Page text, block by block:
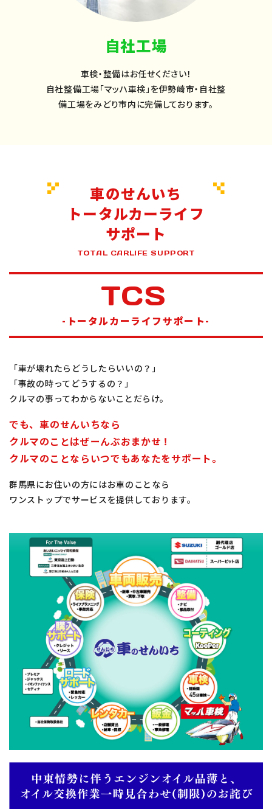
自社工場
車検・整備はお任せください！
自社整備工場「マッハ車検」を伊勢崎市・自社整
備工場をみどり市内に完備しております。
車のせんいち
トータルカーライフ
サポート
TOTAL CARLIFE SUPPORT
TCS
-トータルカーライフサポート-
「車が壊れたらどうしたらいいの？」
「事故の時ってどうするの？」
クルマの事ってわからないことだらけ。
でも、車のせんいちなら
クルマのことはぜーんぶおまかせ！
クルマのことならいつでもあなたをサポート。
群馬県にお住いの方にはお車のことなら
ワンストップでサービスを提供しております。